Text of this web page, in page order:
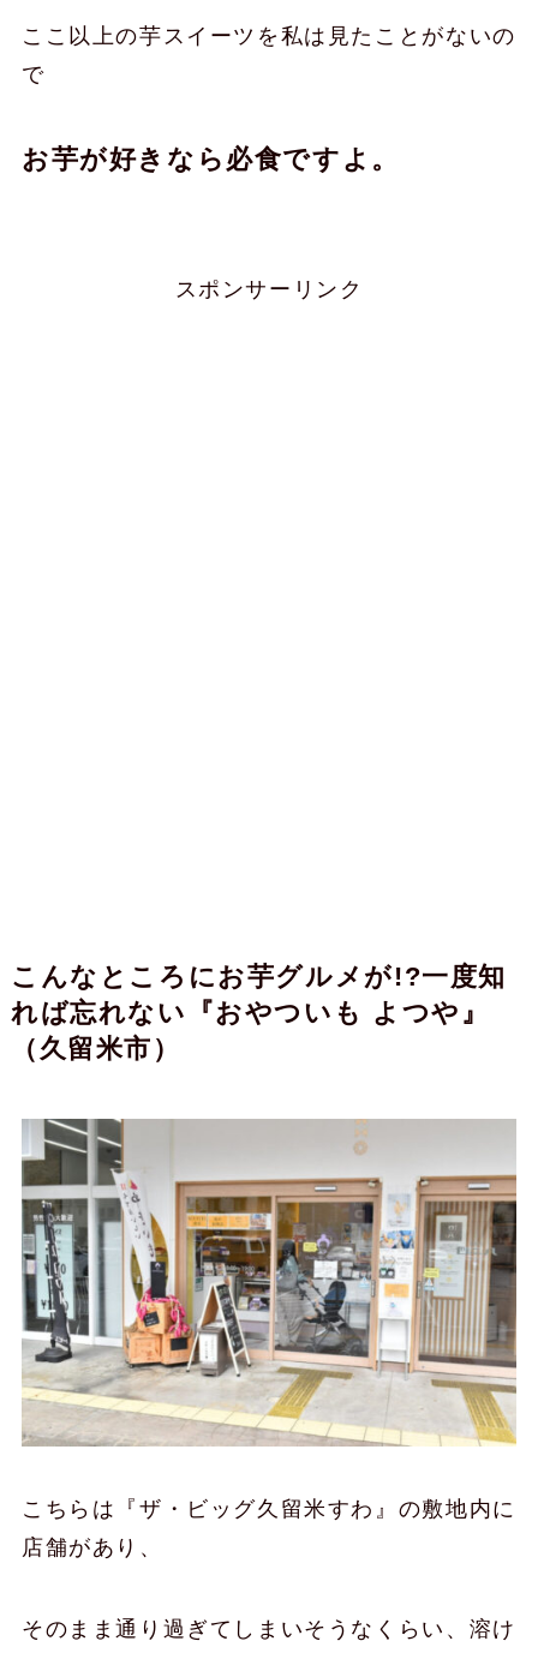
ここ以上の芋スイーツを私は見たことがないの
で
お芋が好きなら必食ですよ。
スポンサーリンク
こんなところにお芋グルメが!?一度知
れば忘れない『おやついも よつや』
（久留米市）
こちらは『ザ・ビッグ久留米すわ』の敷地内に
店舗があり、
そのまま通り過ぎてしまいそうなくらい、溶け